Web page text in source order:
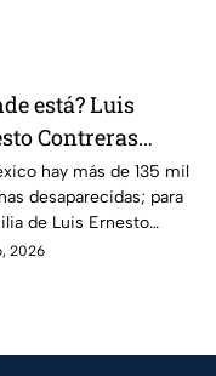
está? Luis
Contreras
en la
Obrera de
salió de casa sin
hay más de 135 mil
desaparecidas; para
de Luis Ernesto
es una dolorosa
2026